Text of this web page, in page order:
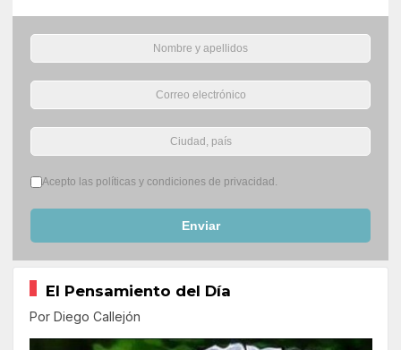
Términos del servicio*
Acepto las políticas y condiciones de privacidad.
Enviar
El Pensamiento del Día
Por Diego Callejón